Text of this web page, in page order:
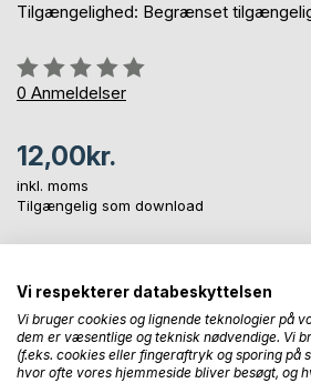
Tilgængelighed: Begrænset
Anmeldelse::
0%
0 Anmeldelser
12,00kr.
inkl. moms
Tilgængelig som download
LÆG I
Føj til ønskeliste
Anmeld titel
Vi respekterer databeskyttelsen
Vi bruger cookies og lignende teknologier på
dem er væsentlige og teknisk nødvendige. Vi
(f.eks. cookies eller fingeraftryk og sporing på
hvor ofte vores hjemmeside bliver besøgt, og